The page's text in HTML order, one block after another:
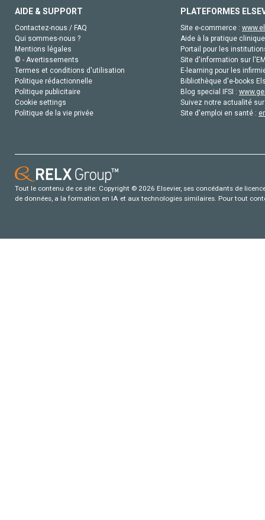
AIDE & SUPPORT
Contactez-nous / FAQ
Qui sommes-nous ?
Mentions légales
© - Avertissements
Termes et conditions d'utilisation
Politique rédactionnelle
Politique publicitaire
Cookie settings
Politique de la vie privée
PLATEFORMES
Site e-commerce :
Aide à la pratique
Portail pour les
Site d'information sur
E-learning pour les
Bibliothèque d'e-books
Blog special IFSI :
Suivez notre actualité
Site d'emploi en santé :
Tout le contenu de ce site: Copyright © 2026 Elsevier, ses concédants de
de données, a la formation en IA et aux technologies similaires. Pour tout